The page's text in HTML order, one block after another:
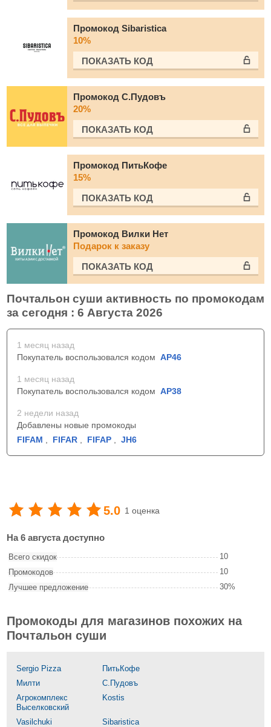
Промокод Sibaristica
10%
ПОКАЗАТЬ КОД
Промокод С.Пудовъ
20%
ПОКАЗАТЬ КОД
Промокод ПитьКофе
15%
ПОКАЗАТЬ КОД
Промокод Вилки Нет
Подарок к заказу
ПОКАЗАТЬ КОД
Почтальон суши активность по промокодам
за сегодня : 6 Августа 2026
1 месяц назад
Покупатель воспользовался кодом AP46
1 месяц назад
Покупатель воспользовался кодом AP38
2 недели назад
Добавлены новые промокоды
FIFAM
FIFAR FIFAP JH6
5.0 1 оценка
На 6 августа доступно
Всего скидок
10
Промокодов
10
Лучшее предложение
30%
Промокоды для магазинов похожих на
Почтальон суши
Sergio Pizza
ПитьКофе
Милти
С.Пудовъ
Агрокомплекс
Выселковский
Kostis
Vasilchuki
Sibaristica